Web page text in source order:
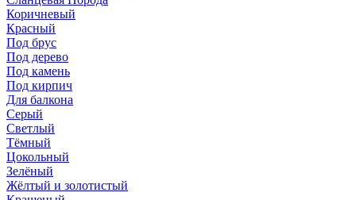
Коричневый
Красный
Под брус
Под дерево
Под камень
Под кирпич
Для балкона
Серый
Светлый
Тёмный
Цокольный
Зелёный
Жёлтый и золотистый